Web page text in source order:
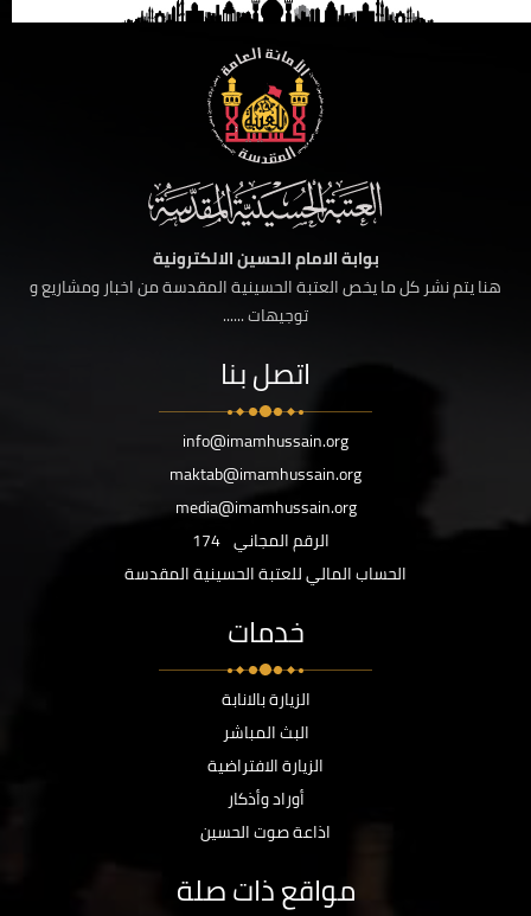
بوابة الامام الحسين الالكترونية
هنا يتم نشر كل ما يخص العتبة الحسينية المقدسة من اخبار ومشاريع و
توجيهات ......
اتصل بنا
info@imamhussain.org
maktab@imamhussain.org
media@imamhussain.org
الرقم المجاني 174
الحساب المالي للعتبة الحسينية المقدسة
خدمات
الزيارة بالانابة
البث المباشر
الزيارة الافتراضية
أوراد وأذكار
اذاعة صوت الحسين
مواقع ذات صلة